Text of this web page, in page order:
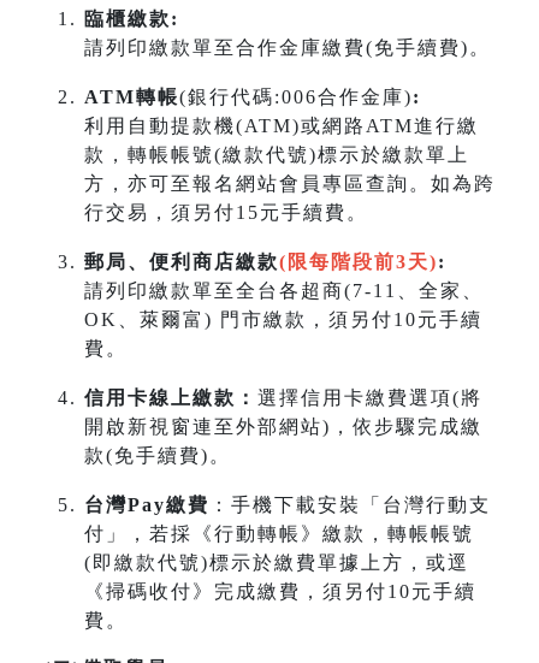
臨櫃繳款:
請列印繳款單至合作金庫繳費(免手續費)。
ATM轉帳(銀行代碼:006合作金庫):
利用自動提款機(ATM)或網路ATM進行繳
款，轉帳帳號(繳款代號)標示於繳款單上
方，亦可至報名網站會員專區查詢。如為跨
行交易，須另付15元手續費。
郵局、便利商店繳款(限每階段前3天):
請列印繳款單至全台各超商(7-11、全家、
OK、萊爾富) 門市繳款，須另付10元手續
費。
信用卡線上繳款： 選擇信用卡繳費選項(將
開啟新視窗連至外部網站)，依步驟完成繳
款(免手續費)。
台灣Pay繳費 ：手機下載安裝「台灣行動支
付」，若採《行動轉帳》繳款，轉帳帳號
(即繳款代號)標示於繳費單據上方，或逕
《掃碼收付》完成繳費，須另付10元手續
費。